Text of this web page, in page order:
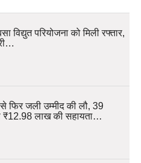
विद्युत परियोजना को मिली रफ्तार,
से फिर जली उम्मीद की लौ, 39
₹12.98 लाख की सहायता…